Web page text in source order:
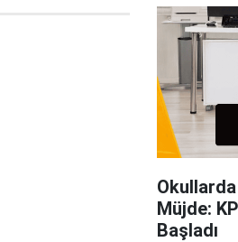
Müjde:
Başladı